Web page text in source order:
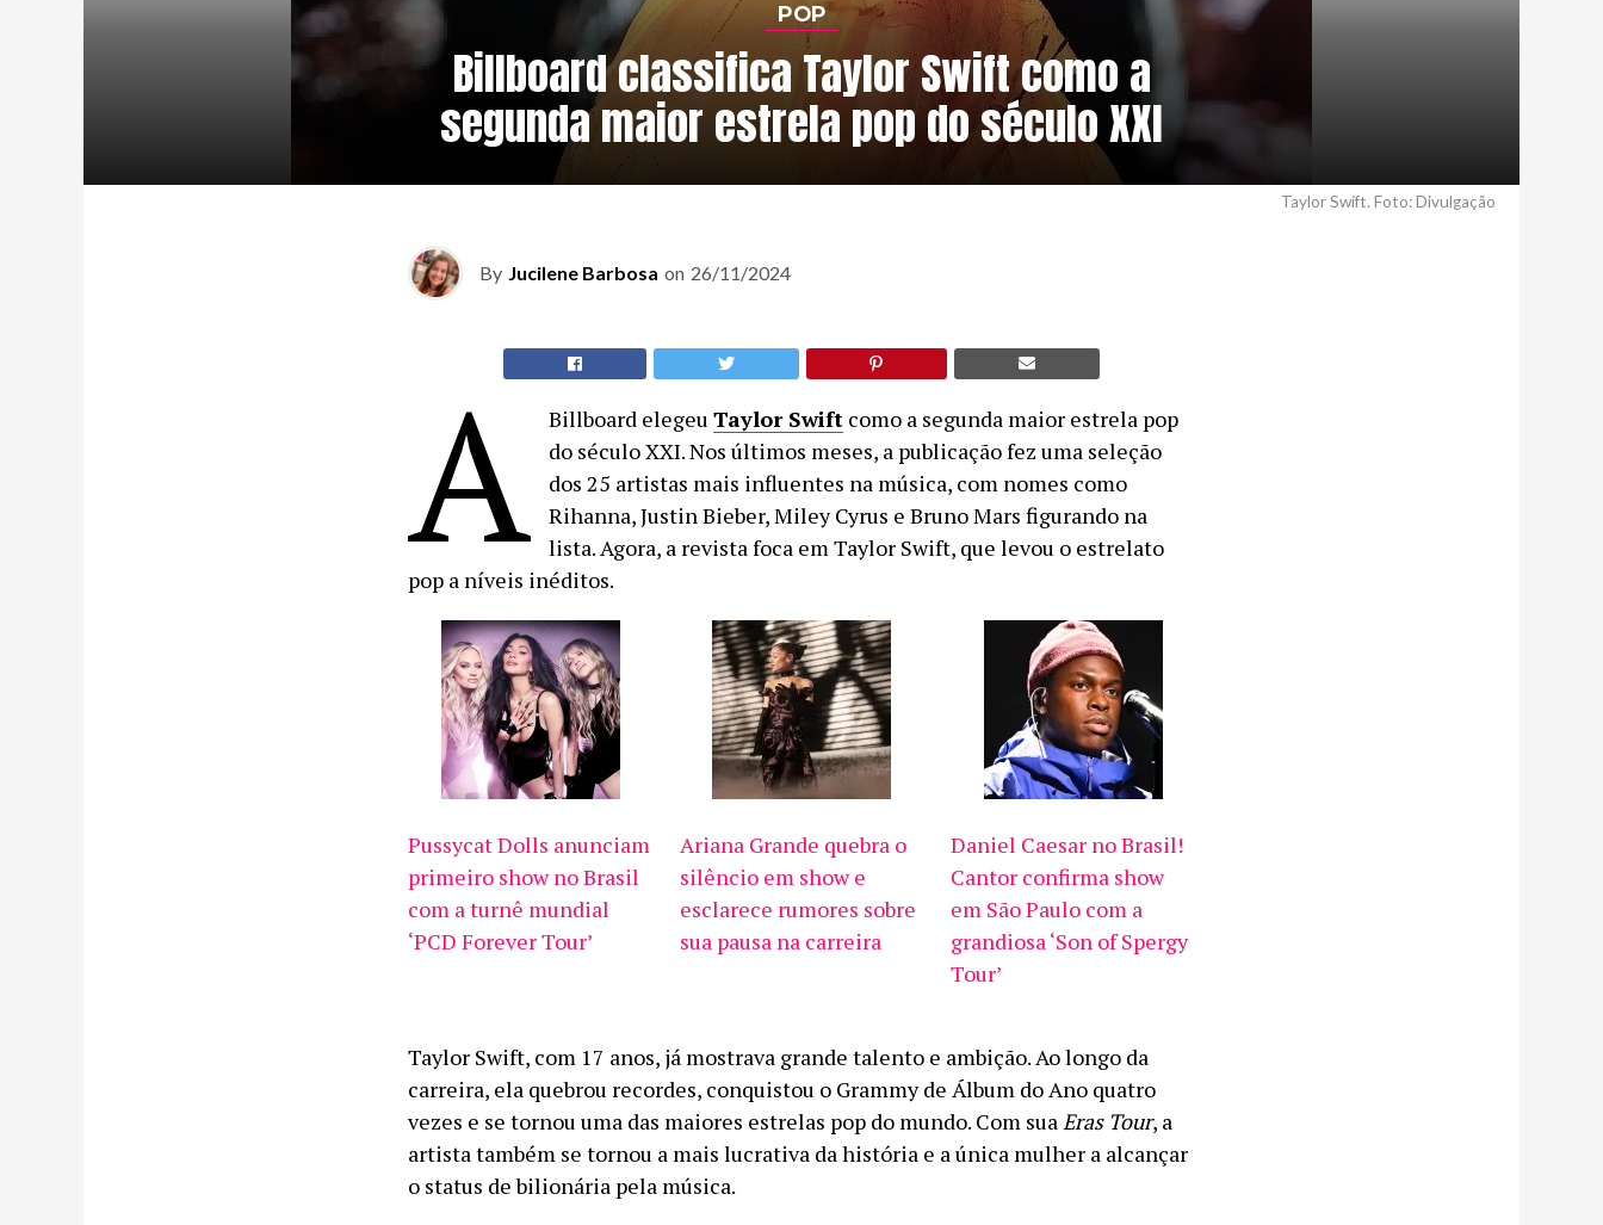
POP
Billboard classifica Taylor Swift como a
segunda maior estrela pop do século XXI
Taylor Swift. Foto: Divulgação
By Jucilene Barbosa on 26/11/2024
A Billboard elegeuTaylor Swift como a segunda maior estrela pop
do século XXI. Nos últimos meses, a publicação fez uma seleção
dos 25 artistas mais influentes na música, com nomes como
Rihanna, Justin Bieber, Miley Cyrus e Bruno Mars figurando na
lista. Agora, a revista foca em Taylor Swift, que levou o estrelato
pop a níveis inéditos.
Pussycat Dolls anunciam
primeiro show no Brasil
com a turnê mundial
‘PCD Forever Tour’
Ariana Grande quebra o
silêncio em show e
esclarece rumores sobre
sua pausa na carreira
Daniel Caesar no Brasil!
Cantor confirma show
em São Paulo com a
grandiosa ‘Son of Spergy
Tour’
Taylor Swift, com 17 anos, já mostrava grande talento e ambição. Ao longo da
carreira, ela quebrou recordes, conquistou o Grammy de Álbum do Ano quatro
vezes e se tornou uma das maiores estrelas pop do mundo. Com sua Eras Tour, a
artista também se tornou a mais lucrativa da história e a única mulher a alcançar
o status de bilionária pela música.